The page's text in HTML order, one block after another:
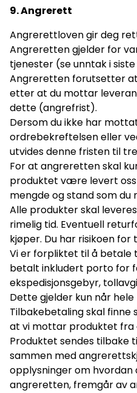
9. Angrerett
Angrerettloven gir deg
Angreretten gjelder for
tjenester (se unntak i
Angreretten forutsetter at
etter at du mottar
dette (angrefrist).
Dersom du ikke har
ordrebekreftelsen eller
utvides denne fristen til
For at angreretten skal
produktet være levert
mengde og stand som du
Alle produkter skal
rimelig tid. Eventuell
kjøper. Du har risikoen
Vi er forpliktet til å betale
betalt inkludert porto for
ekspedisjonsgebyr,
Dette gjelder kun når
Tilbakebetaling skal finne
at vi mottar produktet fra
Produktet sendes tilbake
sammen med
opplysninger om
angreretten, fremgår av